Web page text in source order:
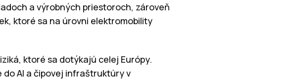
a výrobných priestoroch, zároveň
ktoré sa na úrovni elektromobility
ktoré sa dotýkajú celej Európy.
AI a čipovej infraštruktúry v